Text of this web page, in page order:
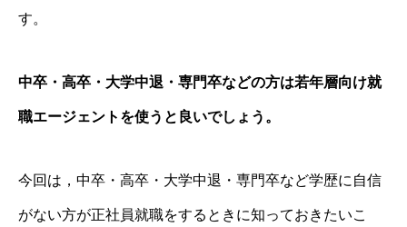
す。
中卒・高卒・大学中退・専門卒などの方は若年層向け就
職エージェントを使うと良いでしょう。
今回は，中卒・高卒・大学中退・専門卒など学歴に自信
がない方が正社員就職をするときに知っておきたいこ